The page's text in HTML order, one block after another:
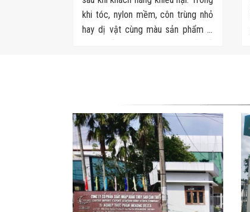
khi tóc, nylon mềm, côn trùng nhỏ
hay dị vật cùng màu sản phẩm là